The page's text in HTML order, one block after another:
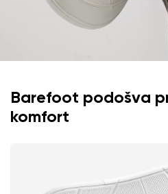
Barefoot podošva
komfort
Pridať